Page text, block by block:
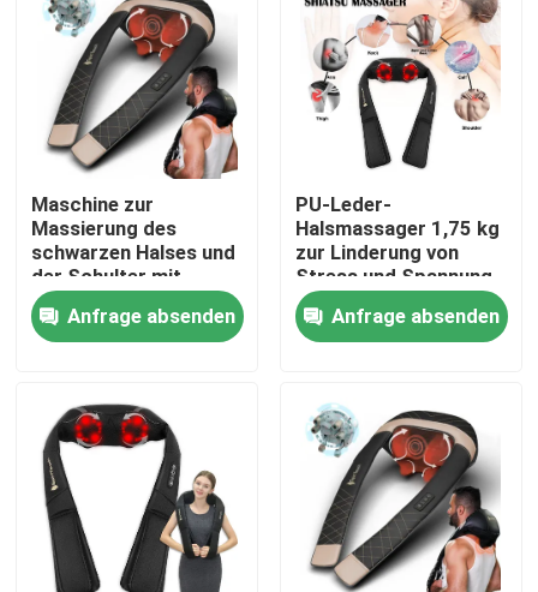
Videos
Über uns
Fabrik-Ausflug
Qualitätskontrolle
Nachrichten
Fordern Sie ein Zitat
DC bürstete Motor
Maschine zur
Massierung des
schwarzen Halses und
der Schulter mit
Wärmefunktion
Anfrage absenden
PU-Leder-
Halsmassager 1,75 kg
zur Linderung von
Stress und Spannung
Anfrage absenden